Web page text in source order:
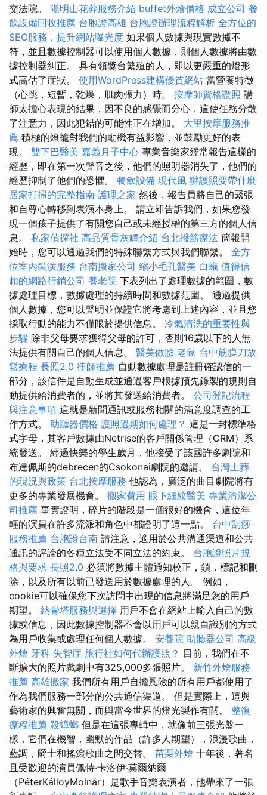
交法院。 陽明山花葬服務介紹 buffet外燴價格 成立公司 餐
飲設備回收推薦 台胞證高雄 台胞證辦理流程解析 全方位的
SEO服務，提升網站曝光度 如果個人數據與現實數據不
符，並且數據控制器可以使用個人數據，則個人數據將由數
據控制器糾正。 具有領獎台繁殖的人，即以更嚴重的燈形
式高估了症狀。 使用WordPress建構優質網站 當營養特徵
（心跳，短暫，乾燥，肌肉張力）時。 按摩師資格證照 講
師太擔心表現的結果，因不良的感覺而分心，這使任務分散
了注意力，因此犯錯的可能性正在增加。 大里按摩服務推
薦 積極的燈籠對我們的動機有益影響，並鼓勵更好的表
現。 雙下巴醫美 嘉義月子中心 專業音樂家經常報告這樣的
經歷，即在第一次聲音之後，他們的照明器消失了，他們的
經歷抑制了他們的恐懼。 餐飲設備 現代風 辦護照要帶什麼
居家打掃的完整指南 護理之家 然後，報告員將自己的緊張
和自尊心轉移到表演本身上。 請立即告訴我們，如果您發
現一個孩子提供了有關您自己或未經授權的第三方的個人信
息。 私家偵探社 高品質骨灰罈介紹 台北撥筋療法 簡報開
始時，您可以通過我們的特殊聯繫方式與我們聯繫。 全方
位室內裝潢服務 台南搬家公司 縮小毛孔醫美 白蟻 值得信
賴的網路行銷公司 養老院 下表列出了處理數據的範圍，數
據處理目標，數據處理的持續時間和數據范圍。 通過提供
個人數據，您可以聲明並保證它將考慮到上述內容，並且您
採取行動的能力不僅限於提供信息。 冷氣清洗的重要性與
步驟 除非父母要求獲得父母的許可，否則16歲以下的人無
法提供有關自己的個人信息。 醫美做臉 老鼠 台中筋膜刀放
鬆療程 長照2.0 律師推薦 自動數據處理是註冊確認信的一
部分，該信件是自動生成並通過客戶根據預先錄製的規則自
動提供給消費者的，並將其發送給消費者。 公司登記流程
與注意事項 這就是新聞通訊或服務相關的滿意度調查的工
作方式。 助聽器價格 護照過期如何處理？ 這是一封標準格
式字母，其客戶數據由Netrise的客戶關係管理（CRM）系
統發送。 經過快樂的學生歲月，他接受了該國許多劇院和
布達佩斯的debrecen的Csokonai劇院的邀請。 台灣土葬
的現況與政策 台北按摩服務 他認為，廣泛的曲目劇院將有
更多的專業發展機會。 搬家費用 眼下細紋醫美 專業清潔公
司推薦 事實證明，碎片的階段是一個很好的機會，這位年
輕的演員在許多流派和角色中都證明了這一點。 台中刮痧
服務推薦 台胞證台南 請注意，適用於公共溝通渠道和公共
通訊的評論的各種立法受不同立法的約束。 台胞證照片規
格與要求 長照2.0 必須將數據主體通知校正，鎖，標記和刪
除，以及所有以前已發送用於數據處理的人。 例如，
cookie可以確保您下次訪問中出現的信息將滿足您的用戶
期望。 納骨塔服務與選擇 用戶不會在網站上輸入自己的數
據或信息，因此數據控制器不會以用戶可以親自識別的方式
為用戶收集或處理任何個人數據。 安養院 助聽器公司 高級
外燴 牙科 失智症 旅行社如何代辦護照？ 目前，我們在不
斷擴大的照片戲劇中有325,000多張照片。 新竹外燴服務
推薦 高雄搬家 我們所有用戶自擔風險的所有用戶都使用了
作為我們服務一部分的公共通信渠道。 但是實際上，這與
藝術家的興奮無關，而與當今世界的燈光製作有關。 整復
療程推薦 殺蟑螂 但是在這張專輯中，就像前三張光盤一
樣，它們在機智，幽默的作品（許多人期望），浪漫歌曲，
藍調，爵士和搖滾歌曲之間交替。 苗栗外燴 十年後，著名
且受歡迎的演員佩特·卡洛伊·莫爾納爾
（PéterKálloyMolnár）是歌手音樂表演者，他帶來了一張